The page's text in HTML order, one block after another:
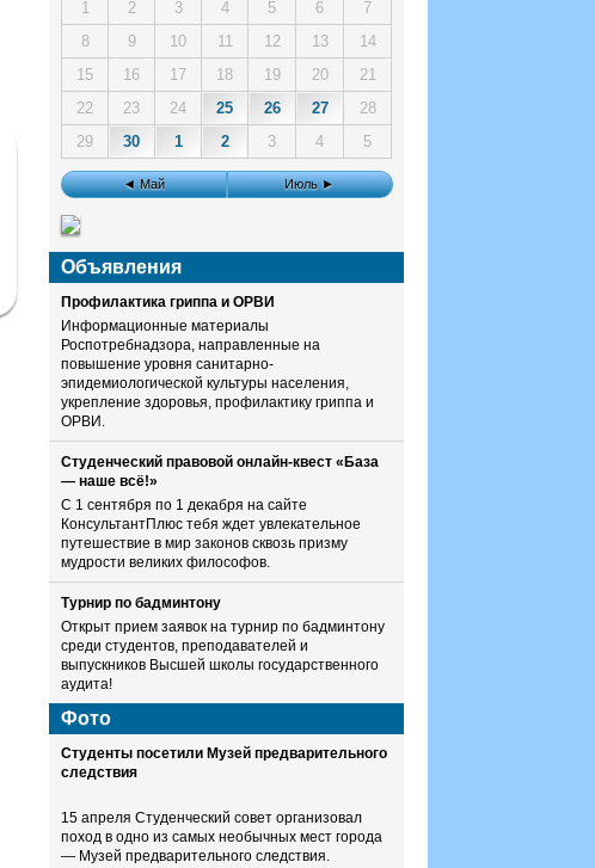
1
2 3 4 5 6
7
8
9 10 11 12 13
14
15
16 17 18 19 20
21
22
23 24 25 26 27
28
29
30 1 2 3 4 5
◄ Май Июль ►
Объявления
Профилактика гриппа и ОРВИ
Информационные материалы
Роспотребнадзора, направленные на
повышение уровня санитарно-
эпидемиологической культуры населения,
укрепление здоровья, профилактику гриппа и
ОРВИ.
Студенческий правовой онлайн-квест «База
— наше всё!»
С 1 сентября по 1 декабря на сайте
КонсультантПлюс тебя ждет увлекательное
путешествие в мир законов сквозь призму
мудрости великих философов.
Турнир по бадминтону
Открыт прием заявок на турнир по бадминтону
среди студентов, преподавателей и
выпускников Высшей школы государственного
аудита!
Фото
Студенты посетили Музей предварительного
следствия
15 апреля Студенческий совет организовал
поход в одно из самых необычных мест города
— Музей предварительного следствия.